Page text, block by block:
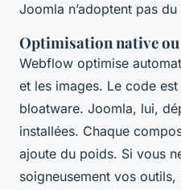
Joomla n’adoptent pas
Optimisation native ou
Webflow optimise
et les images. Le code
bloatware. Joomla, lui,
installées. Chaque
ajoute du poids. Si vous
soigneusement vos